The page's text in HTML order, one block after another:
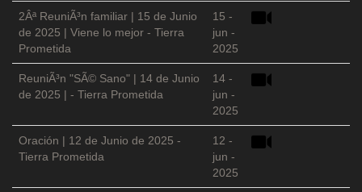
2Âª ReuniÃ³n familiar | 15 de Junio
de 2025 | Viene lo mejor - Tierra
Prometida
15 -
jun -
2025
ReuniÃ³n "SÃ© Sano" | 14 de Junio
de 2025 | - Tierra Prometida
14 -
jun -
2025
Oración | 12 de Junio de 2025 -
Tierra Prometida
12 -
jun -
2025